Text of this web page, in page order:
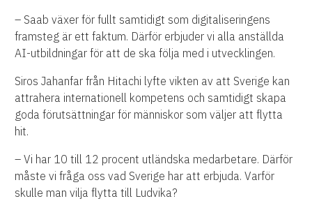
– Saab växer för fullt samtidigt som digitaliseringens
framsteg är ett faktum. Därför erbjuder vi alla anställda
AI-utbildningar för att de ska följa med i utvecklingen.
Siros Jahanfar från Hitachi lyfte vikten av att Sverige kan
attrahera internationell kompetens och samtidigt skapa
goda förutsättningar för människor som väljer att flytta
hit.
– Vi har 10 till 12 procent utländska medarbetare. Därför
måste vi fråga oss vad Sverige har att erbjuda. Varför
skulle man vilja flytta till Ludvika?